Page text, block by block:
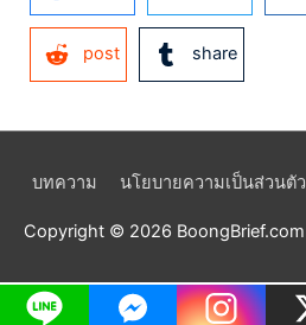
post share
บทความ นโยบายความเป็นส่วนตัว
Copyright © 2026 BoongBrief.com